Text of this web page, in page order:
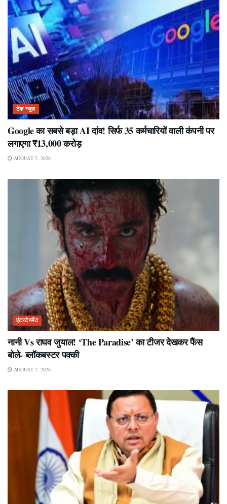
टेक न्यूज़
Google का सबसे बड़ा AI दांव! सिर्फ 35 कर्मचारियों वाली कंपनी पर
लगाएगा ₹13,000 करोड़
AUGUST 7, 2026
एंटरटेनमेंट
नानी Vs राघव जुयाल! ‘The Paradise’ का टीजर देखकर फैंस
बोले- ब्लॉकबस्टर पक्की
AUGUST 7, 2026